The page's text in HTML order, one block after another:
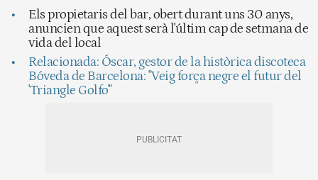
Els propietaris del bar, obert durant uns 30 anys,
anuncien que aquest serà l'últim cap de setmana de
vida del local
Relacionada: Óscar, gestor de la històrica discoteca
Bóveda de Barcelona: "Veig força negre el futur del
'Triangle Golfo'"